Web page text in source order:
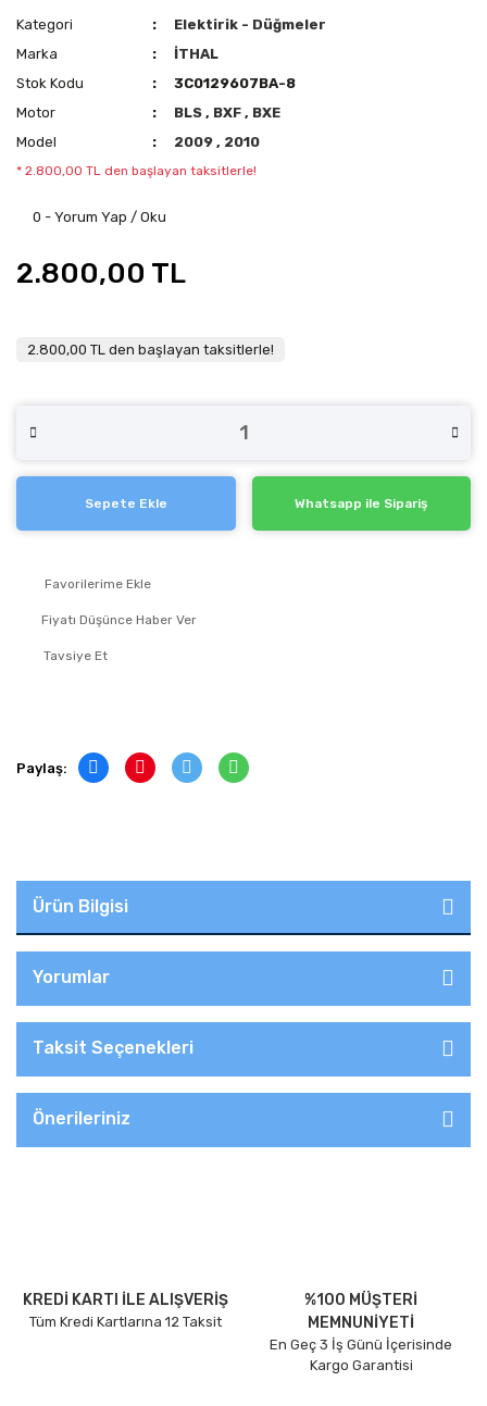
Kategori
Elektirik - Düğmeler
Marka
İTHAL
Stok Kodu
3C0129607BA-8
Motor
BLS, BXF, BXE
Model
2009, 2010
* 2.800,00 TL den başlayan taksitlerle!
0 - Yorum Yap / Oku
2.800,00 TL
2.800,00 TL den başlayan taksitlerle!
Sepete Ekle Whatsapp ile Sipariş
Fiyatı Düşünce Haber Ver
Tavsiye Et
Paylaş:
Ürün Bilgisi
Yorumlar
Taksit Seçenekleri
Önerileriniz
KREDİ KARTI İLE ALIŞVERİŞ
Tüm Kredi Kartlarına 12 Taksit
%100 MÜŞTERİ
MEMNUNİYETİ
En Geç 3 İş Günü İçerisinde
Kargo Garantisi